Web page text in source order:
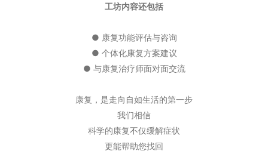
工坊内容还包括
● 康复功能评估与咨询
● 个体化康复方案建议
● 与康复治疗师面对面交流
康复，是走向自如生活的第一步
我们相信
科学的康复不仅缓解症状
更能帮助您找回